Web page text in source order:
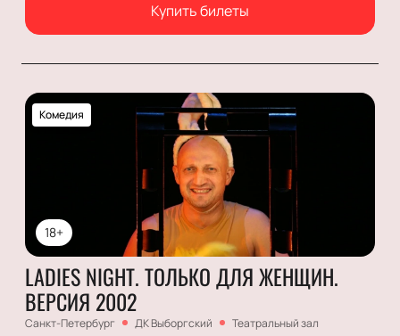
Купить билеты
18+
Комедия
LADIES NIGHT. ТОЛЬКО ДЛЯ ЖЕНЩИН.
ВЕРСИЯ 2002
Санкт-Петербург ДК Выборгский Театральный зал